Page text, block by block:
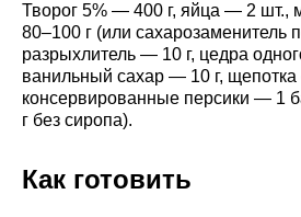
Творог 5% — 400 г, яйца — 2 шт.,
80–100 г (или сахарозаменитель
разрыхлитель — 10 г, цедра
ванильный сахар — 10 г, щепотка
консервированные персики — 1
г без сиропа).
Как готовить